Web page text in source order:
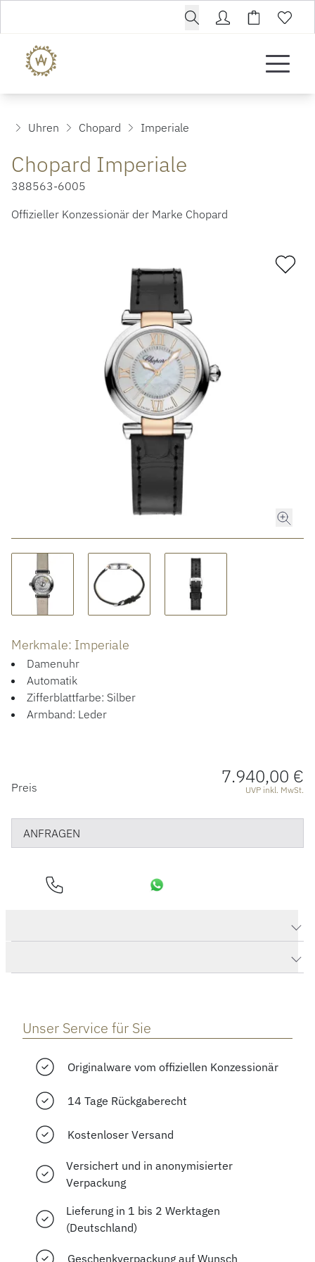
ROLEX CERTIFIED PRE-OWNED
LUXURY DEALS
HOCHZEIT
ACCESSOIRES
Uhren Chopard Imperiale
Chopard Imperiale
388563-6005
Offizieller Konzessionär der Marke Chopard
Merkmale: Imperiale
Damenuhr
Automatik
Zifferblattfarbe: Silber
Armband: Leder
PREISINFORMATIONEN
Preis 7.940,00 €
UVP inkl. MwSt.
ANFRAGEN
Unser Service für Sie
Originalware vom offiziellen Konzessionär
14 Tage Rückgaberecht
Kostenloser Versand
Versichert und in anonymisierter
Verpackung
Lieferung in 1 bis 2 Werktagen
(Deutschland)
Geschenkverpackung auf Wunsch